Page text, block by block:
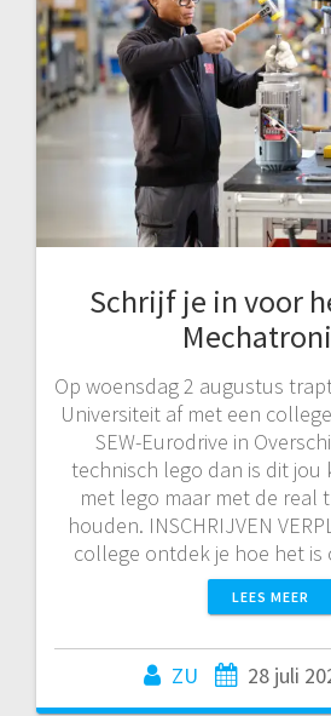
Schrijf je in voor
Op woensdag 2 augustus
Universiteit af met een
SEW-Eurodrive in
technisch lego dan is dit jou
met lego maar met de real
houden. INSCHRIJVEN
college ontdek je hoe het
LEES MEER
ZU 28 juli